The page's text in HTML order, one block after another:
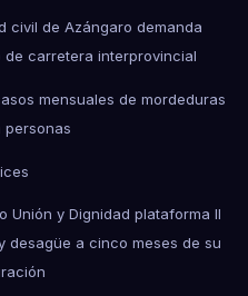
civil de Azángaro demanda
carretera interprovincial
mensuales de mordeduras
personas
Unión y Dignidad plataforma II
desagüe a cinco meses de su